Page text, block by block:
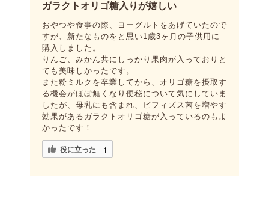
ガラクトオリゴ糖入りが嬉しい
おやつや食事の際、ヨーグルトをあげていたので
すが、新たなものをと思い1歳3ヶ月の子供用に
購入しました。
りんご、みかん共にしっかり果肉が入っておりと
ても美味しかったです。
また粉ミルクを卒業してから、オリゴ糖を摂取す
る機会がほぼ無くなり便秘について気にしていま
したが、母乳にも含まれ、ビフィズス菌を増やす
効果があるガラクトオリゴ糖が入っているのもよ
かったです！
役に立った 1